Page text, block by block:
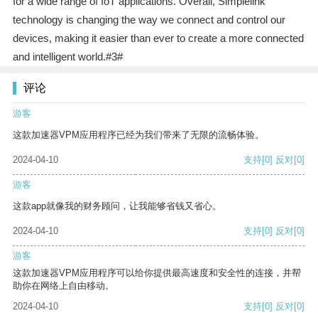
technology is changing the way we connect and control our
devices, making it easier than ever to create a more connected
and intelligent world.#3#
评论
游客
这款加速器VPM应用程序已经为我们带来了无限的流畅体验。
2024-04-10 支持[0] 反对[0]
游客
这款app就像我的财务顾问，让我能够省钱又省心。
2024-04-10 支持[0] 反对[0]
游客
这款加速器VPM应用程序可以给你提供最高速度和安全性的连接，并帮
助你在网络上自由移动。
2024-04-10
支持[0] 反对[0]